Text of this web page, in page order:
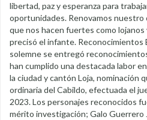
libertad, paz y esperanza para
oportunidades. Renovamos nuestro
que nos hacen fuertes como lojanos
precisó el infante. Reconocimientos
solemne se entregó
han cumplido una destacada labor
la ciudad y cantón Loja, nominación
ordinaria del Cabildo, efectuada el
2023. Los personajes reconocidos
mérito investigación; Galo Guerrero